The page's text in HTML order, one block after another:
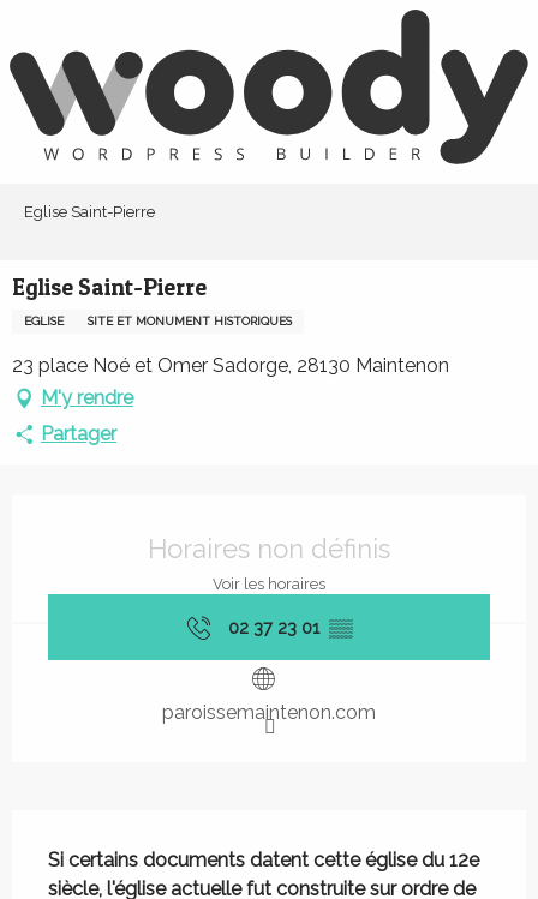
contenu
principal
Eglise Saint-Pierre
Eglise Saint-Pierre
EGLISE SITE ET MONUMENT HISTORIQUES
23 place Noé et Omer Sadorge, 28130 Maintenon
M'y rendre
Partager
Horaires non définis
Voir les horaires
02 37 23 01 ▒▒
paroissemaintenon.com
Si certains documents datent cette église du 12e
siècle, l'église actuelle fut construite sur ordre de